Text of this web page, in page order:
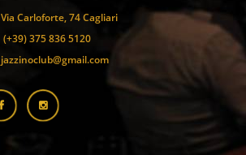
Via Carloforte, 74 Cagliari
(+39) 375 836 5120
jazzinoclub@gmail.com